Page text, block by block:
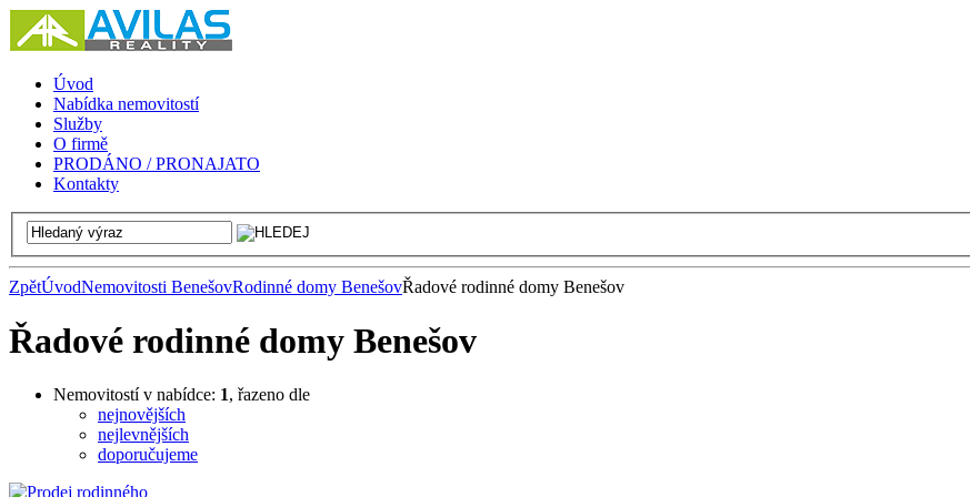
Úvod
Nabídka nemovitostí
Služby
O firmě
PRODÁNO / PRONAJATO
Kontakty
ZpětÚvodNemovitosti BenešovRodinné domy BenešovŘadové rodinné domy Benešov
Řadové rodinné domy Benešov
Nemovitostí v nabídce: 1, řazeno dle
nejnovějších
nejlevnějších
doporučujeme